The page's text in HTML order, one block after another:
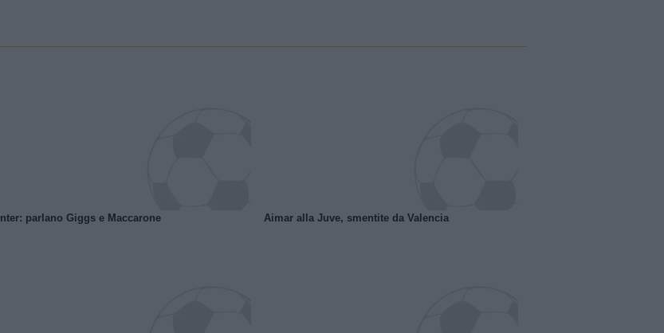
Inter: parlano Giggs e Maccarone Aimar alla Juve, smentite da Valencia